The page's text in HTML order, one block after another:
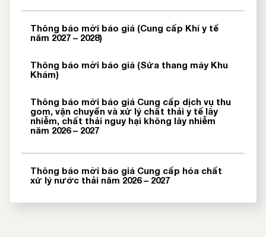
Thông báo mời báo giá (Cung cấp Khí y tế
năm 2027 – 2028)
Thông báo mời báo giá (Sửa thang máy Khu
Khám)
Thông báo mời báo giá Cung cấp dịch vụ thu
gom, vận chuyển và xử lý chất thải y tế lây
nhiễm, chất thải nguy hại không lây nhiễm
năm 2026 – 2027
Thông báo mời báo giá Cung cấp hóa chất
xử lý nước thải năm 2026 – 2027